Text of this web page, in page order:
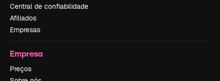
Central de confiabilidade
Afiliados
Empresas
Empresa
Preços